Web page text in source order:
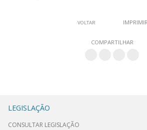
VOLTAR
COMPARTILHAR
LEGISLAÇÃO
CONSULTAR LEGISLAÇÃO